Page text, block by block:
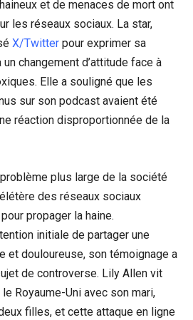
et de menaces de mort ont
les réseaux sociaux. La star,
X/Twitter pour exprimer sa
changement d’attitude face à
Elle a souligné que les
sur son podcast avaient été
réaction disproportionnée de la
plus large de la société
des réseaux sociaux
propager la haine.
initiale de partager une
et douloureuse, son témoignage a
de controverse. Lily Allen vit
Royaume-Uni avec son mari,
filles, et cette attaque en ligne